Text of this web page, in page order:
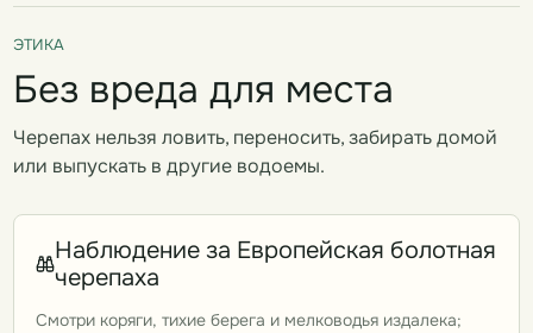
ЭТИКА
Без вреда для места
Черепах нельзя ловить, переносить, забирать домой
или выпускать в другие водоемы.
Наблюдение за Европейская болотная
черепаха
Смотри коряги, тихие берега и мелководья издалека;